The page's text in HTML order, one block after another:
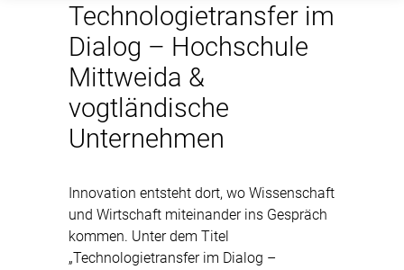
Technologietransfer im
Dialog – Hochschule
Mittweida &
vogtländische
Unternehmen
Innovation entsteht dort, wo Wissenschaft
und Wirtschaft miteinander ins Gespräch
kommen. Unter dem Titel
„Technologietransfer im Dialog –